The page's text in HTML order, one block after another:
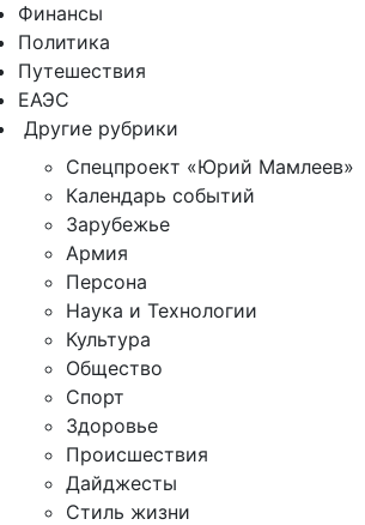
Финансы
Политика
Путешествия
ЕАЭС
Другие рубрики
Спецпроект «Юрий Мамлеев»
Календарь событий
Зарубежье
Армия
Персона
Наука и Технологии
Культура
Общество
Спорт
Здоровье
Происшествия
Дайджесты
Стиль жизни